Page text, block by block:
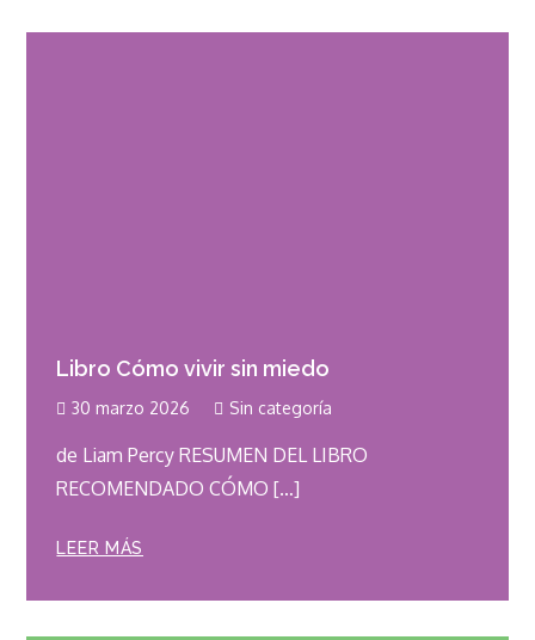
Libro Cómo vivir sin miedo
30 marzo 2026 Sin categoría
de Liam Percy RESUMEN DEL LIBRO
RECOMENDADO CÓMO […]
LEER MÁS